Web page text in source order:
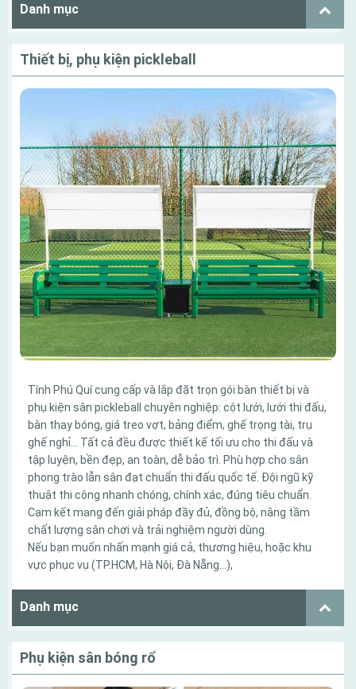
Danh mục
Thiết bị, phụ kiện pickleball
Tính Phú Quí cung cấp và lắp đặt trọn gói bàn thiết bị và
phụ kiện sân pickleball chuyên nghiệp: cột lưới, lưới thi đấu,
bàn thay bóng, giá treo vợt, bảng điểm, ghế trọng tài, trụ
ghế nghỉ… Tất cả đều được thiết kế tối ưu cho thi đấu và
tập luyện, bền đẹp, an toàn, dễ bảo trì. Phù hợp cho sân
phong trào lẫn sân đạt chuẩn thi đấu quốc tế. Đội ngũ kỹ
thuật thi công nhanh chóng, chính xác, đúng tiêu chuẩn.
Cam kết mang đến giải pháp đầy đủ, đồng bộ, nâng tầm
chất lượng sân chơi và trải nghiệm người dùng.
Nếu bạn muốn nhấn mạnh giá cả, thương hiệu, hoặc khu
vực phục vụ (TP.HCM, Hà Nội, Đà Nẵng…),
Danh mục
Phụ kiện sân bóng rổ